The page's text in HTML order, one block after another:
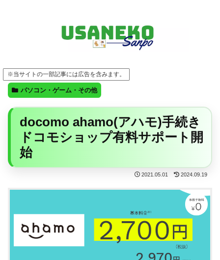
※当サイトの一部記事には広告を含みます。
パソコン・ゲーム・その他
docomo ahamo(アハモ)手続き
ドコモショップ有料サポート開
始
2021.05.01 2024.09.19